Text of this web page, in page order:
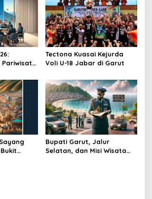
Pariwisata
Tectona Kuasai Kejurda
Voli U-18 Jabar di Garut
Bupati Garut, Jalur
Selatan, dan Misi Wisata